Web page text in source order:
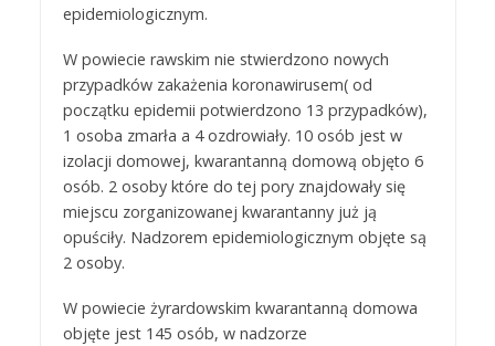
epidemiologicznym.
W powiecie rawskim nie stwierdzono nowych
przypadków zakażenia koronawirusem( od
początku epidemii potwierdzono 13 przypadków),
1 osoba zmarła a 4 ozdrowiały. 10 osób jest w
izolacji domowej, kwarantanną domową objęto 6
osób. 2 osoby które do tej pory znajdowały się
miejscu zorganizowanej kwarantanny już ją
opuściły. Nadzorem epidemiologicznym objęte są
2 osoby.
W powiecie żyrardowskim kwarantanną domowa
objęte jest 145 osób, w nadzorze